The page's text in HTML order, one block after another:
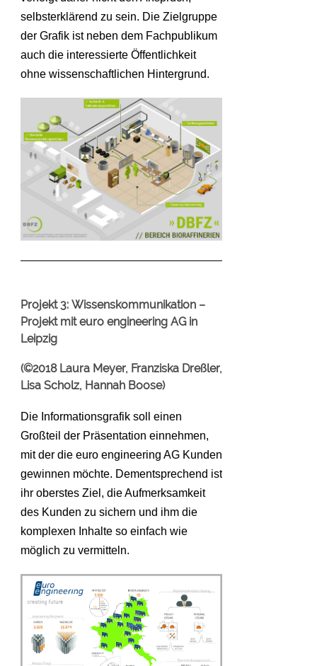
selbsterklärend zu sein. Die Zielgruppe
der Grafik ist neben dem Fachpublikum
auch die interessierte Öffentlichkeit
ohne wissenschaftlichen Hintergrund.
Projekt 3: Wissenskommunikation –
Projekt mit euro engineering AG in
Leipzig
(©2018 Laura Meyer, Franziska Dreßler,
Lisa Scholz, Hannah Boose)
Die Informationsgrafik soll einen
Großteil der Präsentation einnehmen,
mit der die euro engineering AG Kunden
gewinnen möchte. Dementsprechend ist
ihr oberstes Ziel, die Aufmerksamkeit
des Kunden zu sichern und ihm die
komplexen Inhalte so einfach wie
möglich zu vermitteln.